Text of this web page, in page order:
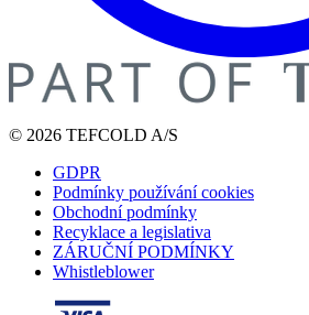
© 2026 TEFCOLD A/S
GDPR
Podmínky používání cookies
Obchodní podmínky
Recyklace a legislativa
ZÁRUČNÍ PODMÍNKY
Whistleblower